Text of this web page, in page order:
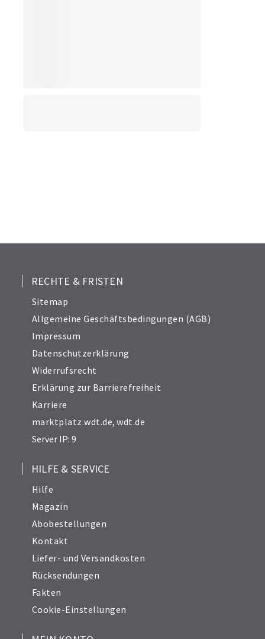
RECHTE & FRISTEN
Sitemap
Allgemeine Geschäftsbedingungen (AGB)
Impressum
Datenschutzerklärung
Widerrufsrecht
Erklärung zur Barrierefreiheit
Karriere
marktplatz.wdt.de,wdt.de
Server IP: 9
HILFE & SERVICE
Hilfe
Magazin
Abobestellungen
Kontakt
Liefer- und Versandkosten
Rücksendungen
Fakten
Cookie-Einstellungen